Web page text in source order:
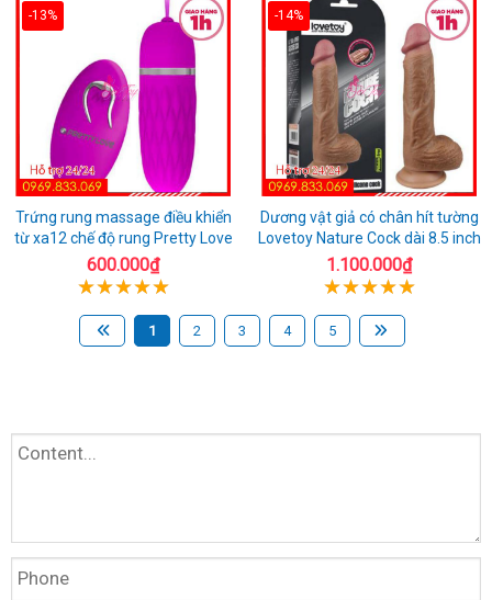
-13%
Trứng rung massage điều khiển
từ xa12 chế độ rung Pretty Love
600.000₫
-14%
Dương vật giả có chân hít tường
Lovetoy Nature Cock dài 8.5 inch
1.100.000₫
1 2 3 4 5